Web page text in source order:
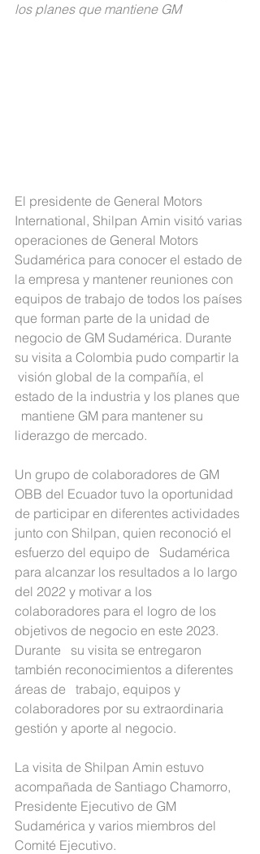
los planes que mantiene GM
El presidente de General Motors
International, Shilpan Amin visitó varias
operaciones de General Motors
Sudamérica para conocer el estado de
la empresa y mantener reuniones con
equipos de trabajo de todos los países
que forman parte de la unidad de
negocio de GM Sudamérica. Durante
su visita a Colombia pudo compartir la
visión global de la compañía, el
estado de la industria y los planes que
  mantiene GM para mantener su
liderazgo de mercado.
Un grupo de colaboradores de GM
OBB del Ecuador tuvo la oportunidad
de participar en diferentes actividades
junto con Shilpan, quien reconoció el
esfuerzo del equipo de   Sudamérica
para alcanzar los resultados a lo largo
del 2022 y motivar a los
colaboradores para el logro de los
objetivos de negocio en este 2023.
Durante   su visita se entregaron
también reconocimientos a diferentes
áreas de   trabajo, equipos y
colaboradores por su extraordinaria
gestión y aporte al negocio.
La visita de Shilpan Amin estuvo
acompañada de Santiago Chamorro,
Presidente Ejecutivo de GM
Sudamérica y varios miembros del
Comité Ejecutivo.